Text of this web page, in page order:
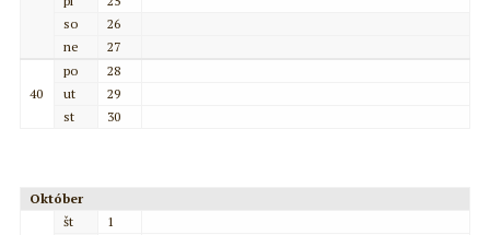
so
26
ne
27
40
po
28
ut
29
st
30
Október
št
1